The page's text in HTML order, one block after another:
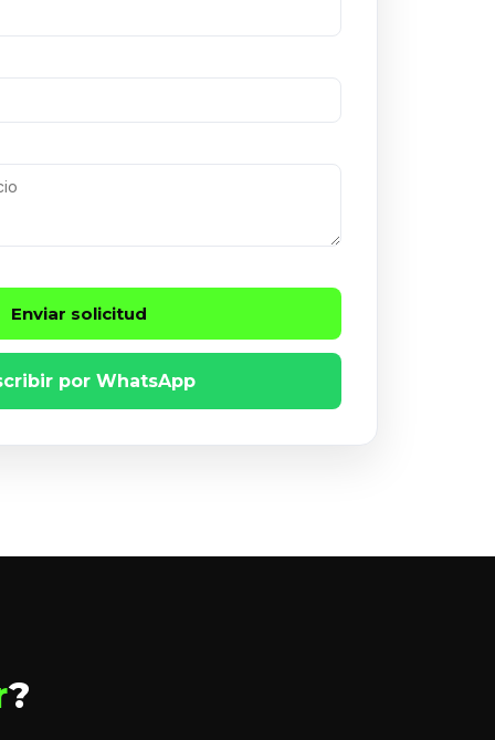
Enviar solicitud
por WhatsApp
?